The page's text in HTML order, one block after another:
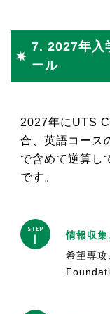
7. 2027年入
ール
2027年にUTS
合、英語コース
で含めて逆算し
です。
STEP
1
情報収集
希望専攻